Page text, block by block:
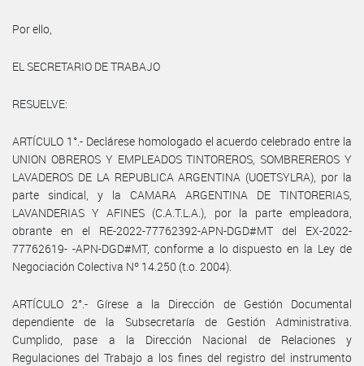
Por ello,
EL SECRETARIO DE TRABAJO
RESUELVE:
ARTÍCULO 1°.- Declárese homologado el acuerdo celebrado entre la
UNION OBREROS Y EMPLEADOS TINTOREROS, SOMBREREROS Y
LAVADEROS DE LA REPUBLICA ARGENTINA (UOETSYLRA), por la
parte sindical, y la CAMARA ARGENTINA DE TINTORERIAS,
LAVANDERIAS Y AFINES (C.A.T.L.A.), por la parte empleadora,
obrante en el RE-2022-77762392-APN-DGD#MT del EX-2022-
77762619- -APN-DGD#MT, conforme a lo dispuesto en la Ley de
Negociación Colectiva Nº 14.250 (t.o. 2004).
ARTÍCULO 2°.- Gírese a la Dirección de Gestión Documental
dependiente de la Subsecretaría de Gestión Administrativa.
Cumplido, pase a la Dirección Nacional de Relaciones y
Regulaciones del Trabajo a los fines del registro del instrumento